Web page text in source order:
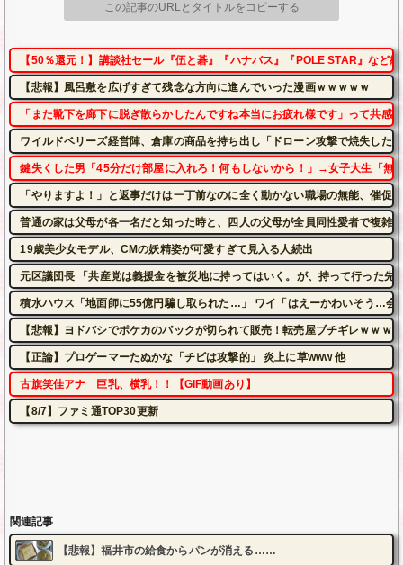
この記事のURLとタイトルをコピーする
【50％還元！】講談社セール『伍と碁』『ハナバス』『POLE STAR』など
【悲報】風呂敷を広げすぎて残念な方向に進んでいった漫画ｗｗｗｗｗ
「また靴下を廊下に脱ぎ散らかしたんですね本当にお疲れ様です」って共感
ワイルドベリーズ経営陣、倉庫の商品を持ち出し「ドローン攻撃で焼失した
鍵失くした男「45分だけ部屋に入れろ！何もしないから！」→女子大生「
「やりますよ！」と返事だけは一丁前なのに全く動かない職場の無能、催
普通の家は父母が各一名だと知った時と、四人の父母が全員同性愛者で複雑
19歳美少女モデル、CMの妖精姿が可愛すぎて見入る人続出
元区議団長 「共産党は義援金を被災地に持ってはいく。が、持って行った先
積水ハウス「地面師に55億円騙し取られた…」 ワイ「はえーかわいそう…会
【悲報】ヨドバシでポケカのパックが切られて販売！転売屋ブチギレｗｗｗ
【正論】プロゲーマーたぬかな「チビは攻撃的」 炎上に草www 他
古旗笑佳アナ 巨乳、横乳！！【GIF動画あり】
【8/7】ファミ通TOP30更新
関連記事
【悲報】福井市の給食からパンが消える……